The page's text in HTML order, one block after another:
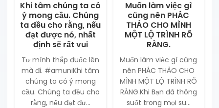
Khi tâm chúng ta có
ý mong cầu. Chúng
ta đều cho rằng, nếu
đạt được nó, nhất
định sẽ rất vui
Tự mình thắp đuốc lên
mà đi. #amuniKhi tâm
chúng ta có ý mong
cầu. Chúng ta đều cho
rằng, nếu đạt đư...
Muốn làm việc gì
cũng nên PHÁC
THẢO CHO MÌNH
MỘT LỘ TRÌNH RÕ
RÀNG.
Muốn làm việc gì cũng
nên PHÁC THẢO CHO
MÌNH MỘT LỘ TRÌNH RÕ
RÀNG.Khi Bạn đã thông
suốt trong mọi su...